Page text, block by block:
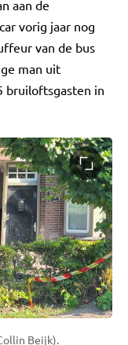
aan de
vorig jaar nog
van de bus
man uit
bruiloftsgasten in
Beijk).